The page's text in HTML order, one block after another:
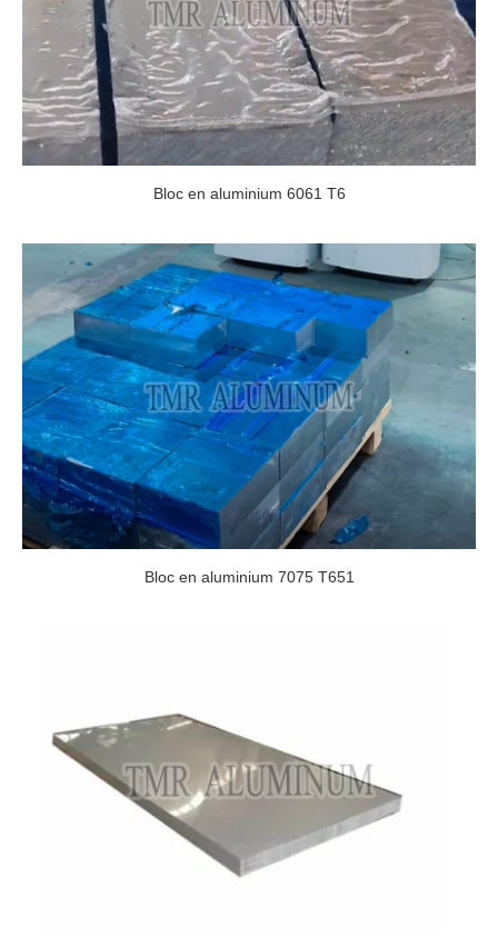
Bloc en aluminium 6061 T6
Bloc en aluminium 7075 T651